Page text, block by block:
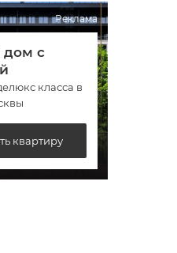
Реклама
дом с
класса в
квартиру